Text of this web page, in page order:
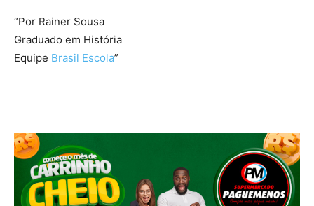
“Por Rainer Sousa
Graduado em História
Equipe Brasil Escola”